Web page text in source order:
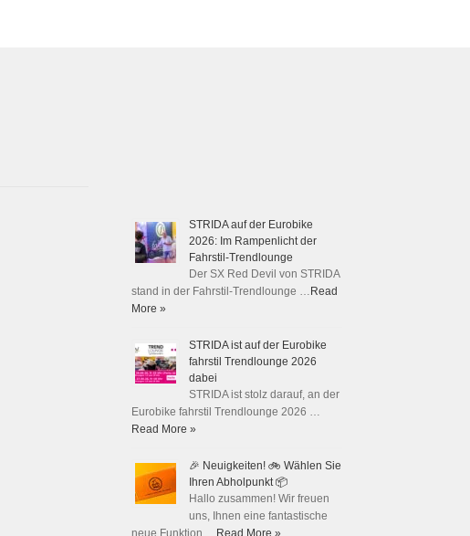
STRIDA auf der Eurobike
2026: Im Rampenlicht der
Fahrstil-Trendlounge
Der SX Red Devil von STRIDA
stand in der Fahrstil-Trendlounge … Read
More »
STRIDA ist auf der Eurobike
fahrstil Trendlounge 2026
dabei
STRIDA ist stolz darauf, an der
Eurobike fahrstil Trendlounge 2026 …
Read More »
🎉 Neuigkeiten! 🚲 Wählen Sie
Ihren Abholpunkt 📦
Hallo zusammen! Wir freuen
uns, Ihnen eine fantastische
neue Funktion … Read More »